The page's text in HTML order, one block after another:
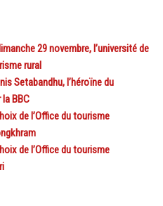
29 novembre, l’université de
rural
Setabandhu, l’héroïne du
BBC
de l’Office du tourisme
de l’Office du tourisme